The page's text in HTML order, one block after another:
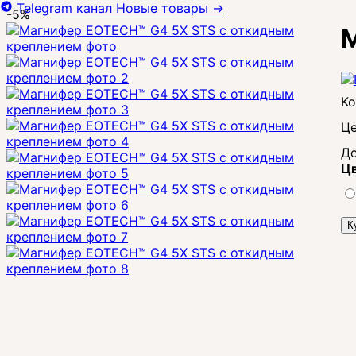
-5%Telegram канал Новые товары →